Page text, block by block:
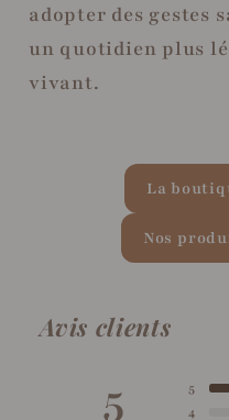
adopter des gestes
un quotidien plus
vivant.
La
Nos
Avis clients
5
5
4